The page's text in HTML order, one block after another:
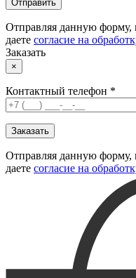
Отправляя данную форму,
даете согласие на
Заказать
×
Контактный телефон *
Отправляя данную форму,
даете согласие на